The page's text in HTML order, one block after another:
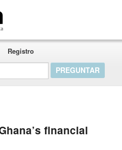
Registro
financial